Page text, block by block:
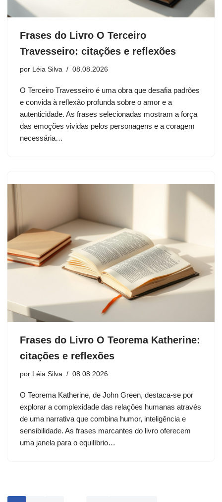
Frases do Livro O Terceiro
Travesseiro: citações e reflexões
por Léia Silva 08.08.2026
O Terceiro Travesseiro é uma obra que desafia padrões
e convida à reflexão profunda sobre o amor e a
autenticidade. As frases selecionadas mostram a força
das emoções vividas pelos personagens e a coragem
necessária…
Frases do Livro O Teorema Katherine:
citações e reflexões
por Léia Silva 08.08.2026
O Teorema Katherine, de John Green, destaca-se por
explorar a complexidade das relações humanas através
de uma narrativa que combina humor, inteligência e
sensibilidade. As frases marcantes do livro oferecem
uma janela para o equilíbrio…